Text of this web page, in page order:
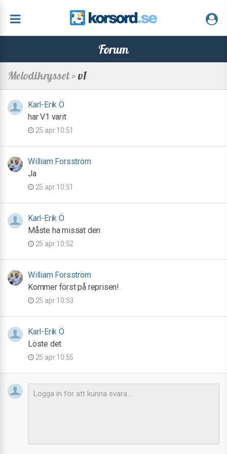
Forum
Melodikrysset >v1
Karl-Erik Ö
har V1 varit
25 apr 10:51
William Forsström
Ja
25 apr 10:51
Karl-Erik Ö
Måste ha missat den
25 apr 10:52
William Forsström
Kommer först på reprisen!
25 apr 10:53
Karl-Erik Ö
Löste det
25 apr 10:55